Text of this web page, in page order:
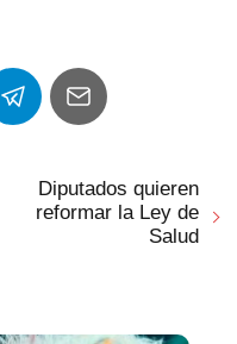
Diputados quieren
reformar la Ley de
Salud